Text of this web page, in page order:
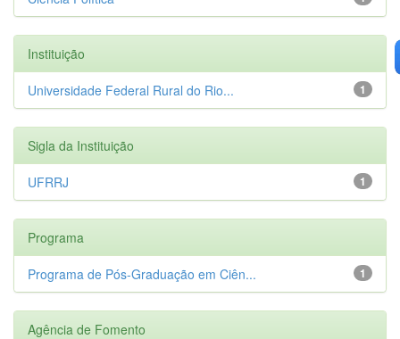
Instituição
1
Universidade Federal Rural do Rio...
Sigla da Instituição
1
UFRRJ
Programa
1
Programa de Pós-Graduação em Ciên...
Agência de Fomento